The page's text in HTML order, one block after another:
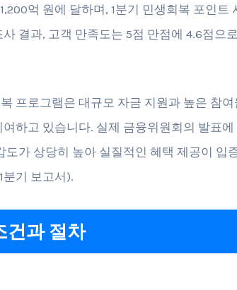
억 원에 달하며, 1분기 민생회복 포인트
결과, 고객 만족도는 5점 만점에 4.6점으
프로그램은 대규모 자금 지원과 높은 참
하고 있습니다. 실제 금융위원회의 발표
도가 상당히 높아 실질적인 혜택 제공이 입
분기 보고서).
건과 절차